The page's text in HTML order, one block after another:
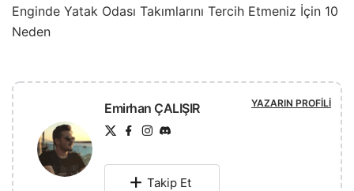
Enginde Yatak Odası Takımlarını Tercih Etmeniz İçin 10
Neden
Emirhan ÇALIŞIR YAZARIN PROFILI
Takip Et